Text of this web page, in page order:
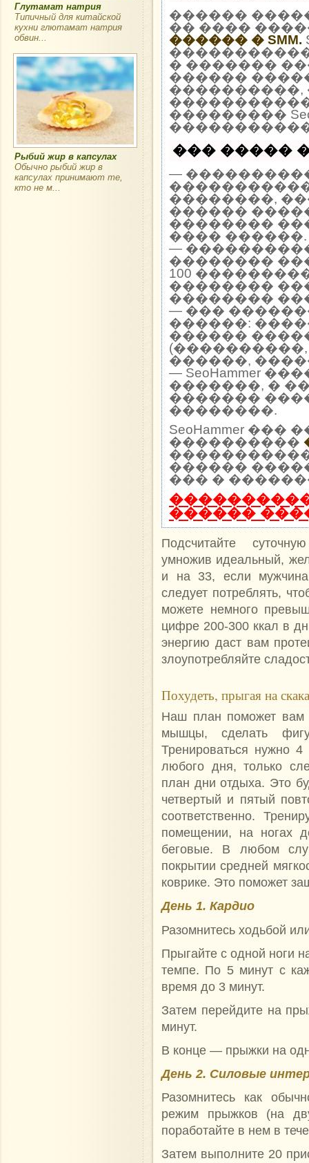
Глутамат натрия
Типичный для китайской
кухни глютамат натрия
обвин...
Рыбий жир в капсулах
Обычно рыбий жир в
капсулах принимают те,
кто не м...
������
�� ����
������ � SMM.
� �������
������
����������,
���������
��� �����
—
��������,
������
��������
���� ������.
—
��������
100
��������
��������
— ���
������:
������
������,
— SeoHammer
�������, �
�������
��������.
SeoHammer
����������
������
��� �
������
Подсчитайте
умножив идеальный,
и на 33, если
следует потреблять,
можете немного
цифре 200-300 ккал в
энергию даст вам
злоупотребляйте
Похудеть, прыгая на
Наш план поможет вам
мышцы, сделать
Тренироваться нужно
любого дня, только
план дни отдыха. Это
четвертый и пятый
соответственно.
помещении, на ногах
беговые. В любом
покрытии средней
коврике. Это поможет
День 1. Кардио
Разомнитесь ходьбой
Прыгайте с одной ноги
темпе. По 5 минут с
время до 3 минут.
Затем перейдите на
минут.
В конце — прыжки на
День 2. Силовые
Разомнитесь как
режим прыжков (на
поработайте в нем в
Затем выполните 20